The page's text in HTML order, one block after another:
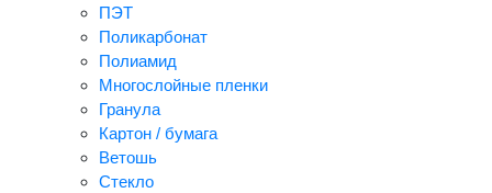
ПЭТ
Поликарбонат
Полиамид
Многослойные пленки
Гранула
Картон / бумага
Ветошь
Стекло